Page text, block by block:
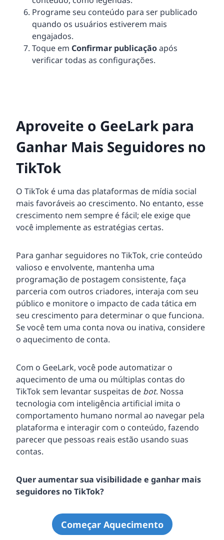
Programe seu conteúdo para ser publicado
quando os usuários estiverem mais
engajados.
Toque em Confirmar publicaçãoapós
verificar todas as configurações.
Aproveite o GeeLark para
Ganhar Mais Seguidores no
TikTok
O TikTok é uma das plataformas de mídia social
mais favoráveis ao crescimento. No entanto, esse
crescimento nem sempre é fácil; ele exige que
você implemente as estratégias certas.
Para ganhar seguidores no TikTok, crie conteúdo
valioso e envolvente, mantenha uma
programação de postagem consistente, faça
parceria com outros criadores, interaja com seu
público e monitore o impacto de cada tática em
seu crescimento para determinar o que funciona.
Se você tem uma conta nova ou inativa, considere
o aquecimento de conta.
Com o GeeLark, você pode automatizar o
aquecimento de uma ou múltiplas contas do
TikTok sem levantar suspeitas de bot. Nossa
tecnologia com inteligência artificial imita o
comportamento humano normal ao navegar pela
plataforma e interagir com o conteúdo, fazendo
parecer que pessoas reais estão usando suas
contas.
Quer aumentar sua visibilidade e ganhar mais
seguidores no TikTok?
Começar Aquecimento